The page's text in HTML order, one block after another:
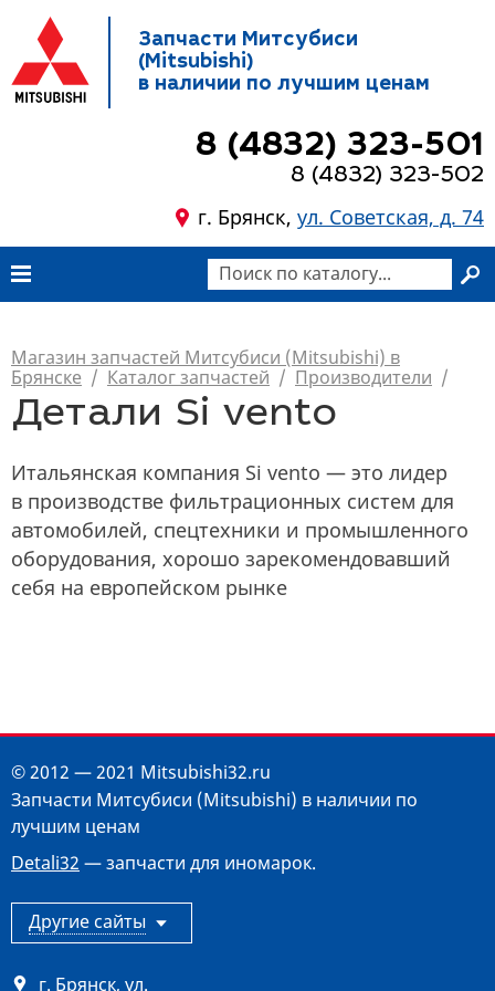
Запчасти Митсубиси
(Mitsubishi)
в наличии по лучшим ценам
8 (4832) 323-501
8 (4832) 323-502
г. Брянск, ул. Советская, д. 74
Магазин запчастей Митсубиси (Mitsubishi) в
Брянске / Каталог запчастей / Производители /
Детали Si vento
Итальянская компания Si vento — это лидер
в производстве фильтрационных систем для
автомобилей, спецтехники и промышленного
оборудования, хорошо зарекомендовавший
себя на европейском рынке
© 2012 — 2021 Mitsubishi32.ru
Запчасти Митсубиси (Mitsubishi) в наличии по
лучшим ценам
Detali32 — запчасти для иномарок.
Другие сайты
г. Брянск, ул.